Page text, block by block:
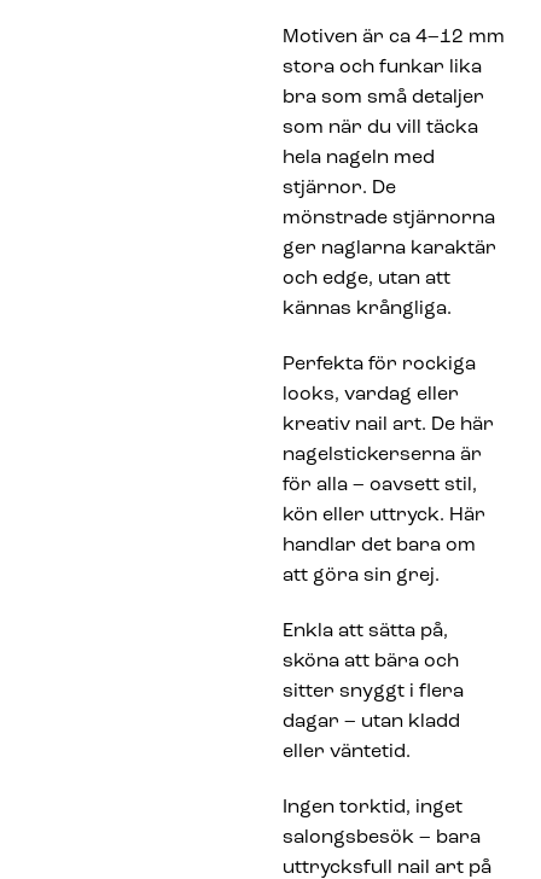
Motiven är ca 4–12 mm
stora och funkar lika
bra som små detaljer
som när du vill täcka
hela nageln med
stjärnor. De
mönstrade stjärnorna
ger naglarna karaktär
och edge, utan att
kännas krångliga.
Perfekta för rockiga
looks, vardag eller
kreativ nail art. De här
nagelstickerserna är
för alla – oavsett stil,
kön eller uttryck. Här
handlar det bara om
att göra sin grej.
Enkla att sätta på,
sköna att bära och
sitter snyggt i flera
dagar – utan kladd
eller väntetid.
Ingen torktid, inget
salongsbesök – bara
uttrycksfull nail art på